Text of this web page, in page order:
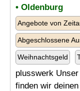
• Oldenburg
Angebote von
Abgeschlossene
Weihnachtsgeld
plusswerk
finden wir